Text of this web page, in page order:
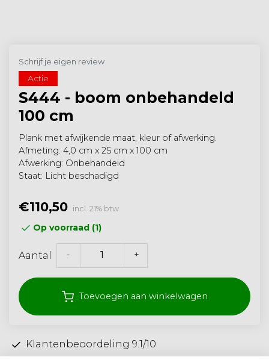
Schrijf je eigen review
Actie
S444 - boom onbehandeld
100 cm
Plank met afwijkende maat, kleur of afwerking.
Afmeting: 4,0 cm x 25 cm x 100 cm
Afwerking: Onbehandeld
Staat: Licht beschadigd
€110,50 incl. 21% btw
Op voorraad (1)
Aantal - +
Toevoegen aan winkelwagen
Klantenbeoordeling 9.1/10